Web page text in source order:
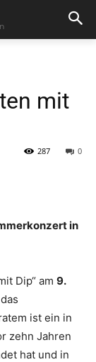
mit
0
287
in
Dip“ am 9.
ist ein in
zehn Jahren
hat und in